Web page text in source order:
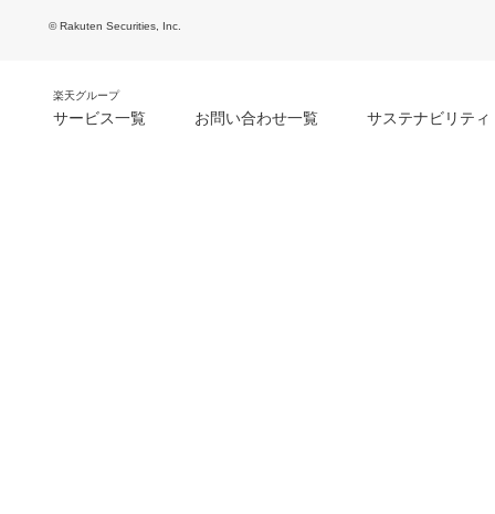
© Rakuten Securities, Inc.
楽天グループ
サービス一覧 お問い合わせ一覧 サステナビリティ